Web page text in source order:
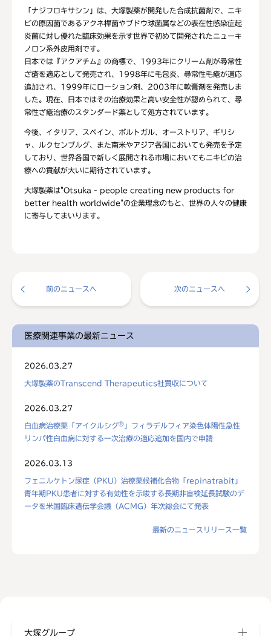
「ナジフロキサシン」は、大塚製薬が開発した合成抗菌剤で、ニキ
ビの原因菌であるアクネ桿菌やブドウ球菌属などの表在性感染症起
炎菌に対し優れた臨床効果を示す世界で初めて開発されたニューキ
ノロン系外皮用剤です。
日本では『アクアチム』の商標で、1993年にクリーム剤が尋常性
ざ瘡を適応として発売され、1998年に毛包炎、尋常性毛瘡が適応
追加され、1999年にローション剤、2003年に軟膏剤を発売しま
した。現在、日本ではその治療効果と高い安全性が認められて、尋
常性ざ瘡治療のスタンダード薬として処方されています。
今後、イタリア、スペイン、ポルトガル、オーストリア、ギリシ
ャ、ルクセンブルグ、また南米やアジア各国においても発売を予定
しており、世界各国で新しく展開される市場においてもニキビの治
療への貢献が大いに期待されています。
大塚製薬は"Otsuka - people creating new products for
better health worldwide"の企業理念のもと、世界の人々の健康
に寄与してまいります。
前のニュースへ 次のニュースへ
医療関連事業の最新ニュース
2026.03.27
大塚製薬のTranscend Therapeutics社買収について
2026.03.27
白血病治療薬「アイクルシグ® 」フィラデルフィア染色体陽性急性
リンパ性白血病に対する一次治療の適応追加を国内で申請
2026.03.13
フェニルケトン尿症（PKU）治療薬候補化合物「repinatrabit」
青年期PKU患者に対する有効性を示唆する長期非盲検延長試験のデ
ータを米国臨床遺伝学会議（ACMG）年次総会にて発表
最新のニュースリリース一覧
大塚グループ